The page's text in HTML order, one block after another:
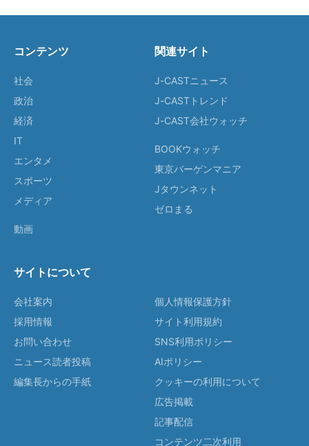
コンテンツ
社会
政治
経済
IT
エンタメ
スポーツ
メディア
動画
関連サイト
J-CASTニュース
J-CASTトレンド
J-CAST会社ウォッチ
BOOKウォッチ
東京バーゲンマニア
Jタウンネット
ゼロまる
サイトについて
会社案内
採用情報
お問い合わせ
ニュース読者投稿
編集長からの手紙
個人情報保護方針
サイト利用規約
SNS利用ポリシー
AIポリシー
クッキーの利用について
広告掲載
記事配信
コンテンツ二次利用